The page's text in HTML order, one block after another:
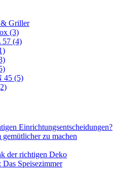
& Griller
(3)
(4)
45 (5)
Einrichtungsentscheidungen?
gemütlicher zu machen
der richtigen Deko
Das Speisezimmer